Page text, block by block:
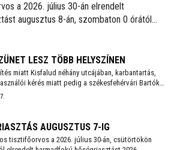
a 2026. július 30-án elrendelt
augusztus 8-án, szombaton 0 órától
továbbra is működnek az
helyiségek is várják a lakosságot a
LESZ TÖBB HELYSZÍNEN
miatt Kisfalud néhány utcájában, karbantartás,
kérés miatt pedig a székesfehérvári Bartók
valamint a Bem József utcában és annak környékén
AUGUSZTUS 7-IG
tisztifőorvos a 2026. július 30-án, csütörtökön